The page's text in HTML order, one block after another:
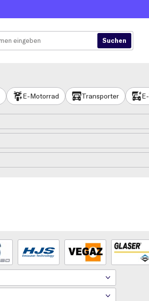
E-Motorrad Transporter